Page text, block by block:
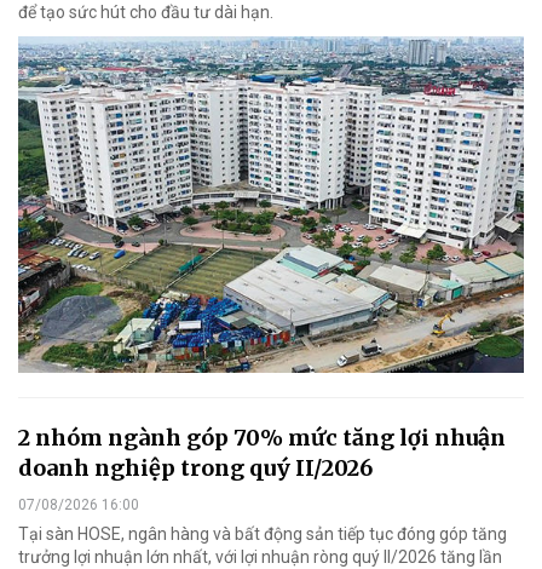
để tạo sức hút cho đầu tư dài hạn.
2 nhóm ngành góp 70% mức tăng lợi nhuận
doanh nghiệp trong quý II/2026
07/08/2026 16:00
Tại sàn HOSE, ngân hàng và bất động sản tiếp tục đóng góp tăng
trưởng lợi nhuận lớn nhất, với lợi nhuận ròng quý II/2026 tăng lần